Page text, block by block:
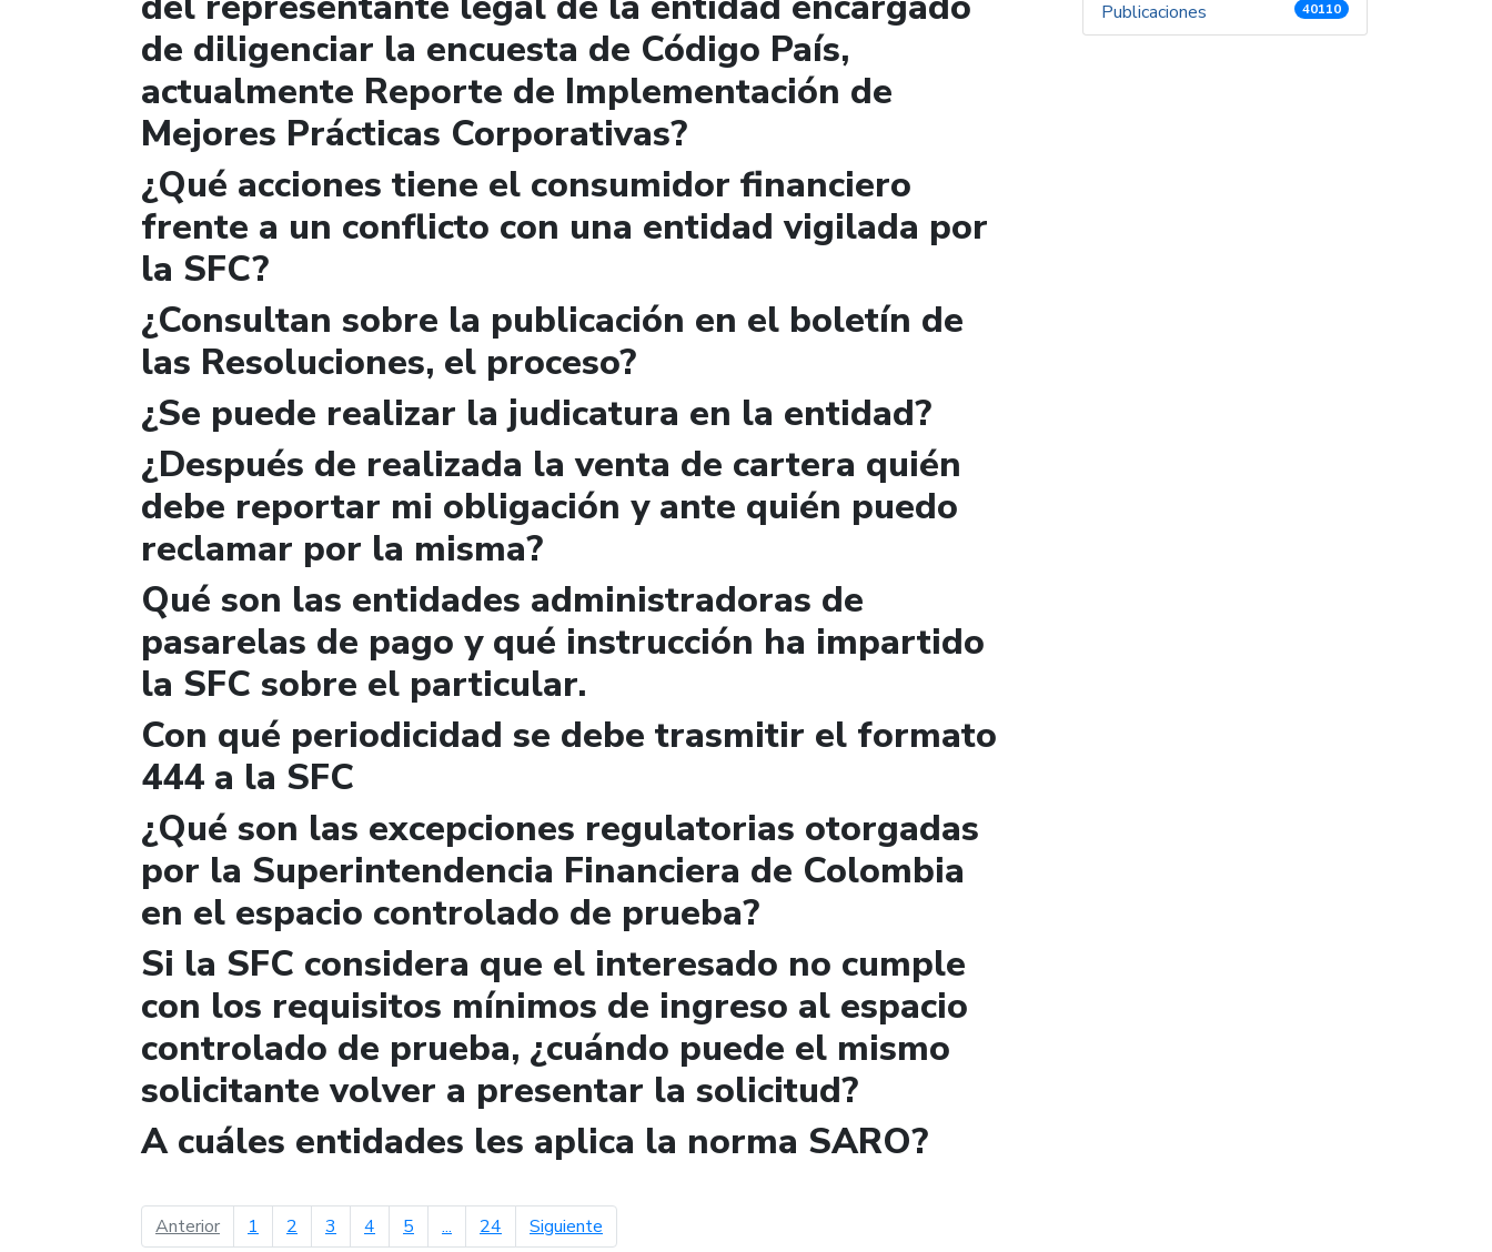
de diligenciar la encuesta de Código País,
actualmente Reporte de Implementación de
Mejores Prácticas Corporativas?
¿Qué acciones tiene el consumidor financiero
frente a un conflicto con una entidad vigilada por
la SFC?
¿Consultan sobre la publicación en el boletín de
las Resoluciones, el proceso?
¿Se puede realizar la judicatura en la entidad?
¿Después de realizada la venta de cartera quién
debe reportar mi obligación y ante quién puedo
reclamar por la misma?
Qué son las entidades administradoras de
pasarelas de pago y qué instrucción ha impartido
la SFC sobre el particular.
Con qué periodicidad se debe trasmitir el formato
444 a la SFC
¿Qué son las excepciones regulatorias otorgadas
por la Superintendencia Financiera de Colombia
en el espacio controlado de prueba?
Si la SFC considera que el interesado no cumple
con los requisitos mínimos de ingreso al espacio
controlado de prueba, ¿cuándo puede el mismo
solicitante volver a presentar la solicitud?
A cuáles entidades les aplica la norma SARO?
Anteriorpágina anterior
1 2 3 4 5 ... 24 Siguiente
Publicaciones 40110